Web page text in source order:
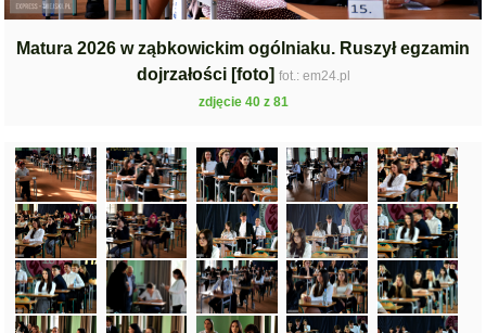
Matura 2026 w ząbkowickim ogólniaku. Ruszył egzamin
dojrzałości [foto] fot.: em24.pl
zdjęcie 40 z 81